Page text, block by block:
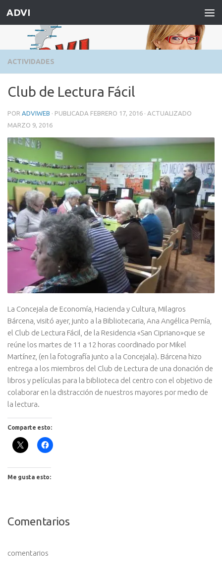
Saltar al contenido
ADVI
ACTIVIDADES
Club de Lectura Fácil
POR ADVIWEB · PUBLICADA FEBRERO 17, 2016 · ACTUALIZADO
MARZO 9, 2016
La Concejala de Economía, Hacienda y Cultura, Milagros
Bárcena, visitó ayer, junto a la Bibliotecaria, Ana Angélica Pernía,
el Club de Lectura Fácil, de la Residencia «San Cipriano»que se
reúne los martes de 11 a 12 horas coordinado por Mikel
Martínez, (en la fotografía junto a la Concejala). Bárcena hizo
entrega a los miembros del Club de Lectura de una donación de
libros y películas para la biblioteca del centro con el objetivo de
colaborar en la distracción de nuestros mayores por medio de
la lectura.
Comparte esto:
Me gusta esto:
Comentarios
comentarios